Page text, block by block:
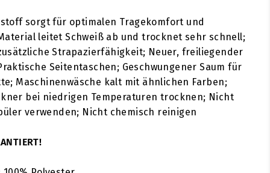
sorgt für optimalen Tragekomfort und
leitet Schweiß ab und trocknet sehr schnell;
Strapazierfähigkeit; Neuer, freiliegender
Seitentaschen; Geschwungener Saum für
Maschinenwäsche kalt mit ähnlichen Farben;
bei niedrigen Temperaturen trocknen; Nicht
verwenden; Nicht chemisch reinigen